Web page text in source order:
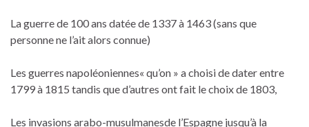
La guerre de 100 ans datée de 1337 à 1463 (sans que
personne ne l’ait alors connue)
Les guerres napoléoniennes« qu’on » a choisi de dater entre
1799 à 1815 tandis que d’autres ont fait le choix de 1803,
Les invasions arabo-musulmanesde l’Espagne jusqu’à la